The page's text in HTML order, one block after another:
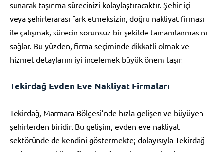
sunarak taşınma sürecinizi kolaylaştıracaktır. Şehir içi
veya şehirlerarası fark etmeksizin, doğru nakliyat firması
ile çalışmak, sürecin sorunsuz bir şekilde tamamlanmasını
sağlar. Bu yüzden, firma seçiminde dikkatli olmak ve
hizmet detaylarını iyi incelemek büyük önem taşır.
Tekirdağ Evden Eve Nakliyat Firmaları
Tekirdağ, Marmara Bölgesi’nde hızla gelişen ve büyüyen
şehirlerden biridir. Bu gelişim, evden eve nakliyat
sektöründe de kendini göstermekte; dolayısıyla Tekirdağ